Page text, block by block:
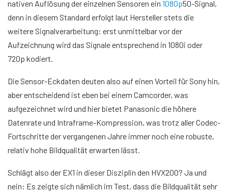
nativen Auflösung der einzelnen Sensoren ein 1080p50-Signal,
denn in diesem Standard erfolgt laut Hersteller stets die
weitere Signalverarbeitung: erst unmittelbar vor der
Aufzeichnung wird das Signale entsprechend in 1080i oder
720p kodiert.
Die Sensor-Eckdaten deuten also auf einen Vorteil für Sony hin,
aber entscheidend ist eben bei einem Camcorder, was
aufgezeichnet wird und hier bietet Panasonic die höhere
Datenrate und Intraframe-Kompression, was trotz aller Codec-
Fortschritte der vergangenen Jahre immer noch eine robuste,
relativ hohe Bildqualität erwarten lässt.
Schlägt also der EX1 in dieser Disziplin den HVX200? Ja und
nein: Es zeigte sich nämlich im Test, dass die Bildqualität sehr